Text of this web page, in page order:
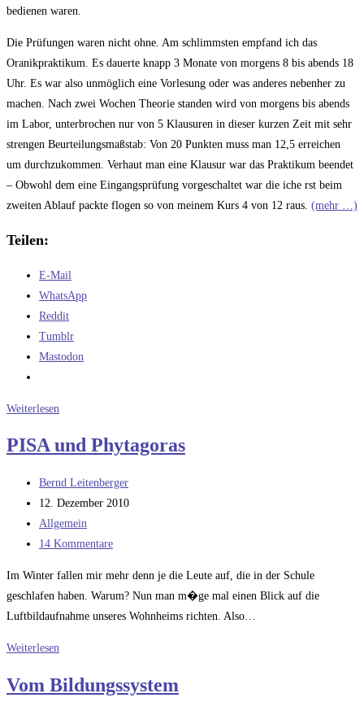
bedienen waren.
Die Prüfungen waren nicht ohne. Am schlimmsten empfand ich das
Oranikpraktikum. Es dauerte knapp 3 Monate von morgens 8 bis abends 18
Uhr. Es war also unmöglich eine Vorlesung oder was anderes nebenher zu
machen. Nach zwei Wochen Theorie standen wird von morgens bis abends
im Labor, unterbrochen nur von 5 Klausuren in dieser kurzen Zeit mit sehr
strengen Beurteilungsmaßstab: Von 20 Punkten muss man 12,5 erreichen
um durchzukommen. Verhaut man eine Klausur war das Praktikum beendet
– Obwohl dem eine Eingangsprüfung vorgeschaltet war die iche rst beim
zweiten Ablauf packte flogen so von meinem Kurs 4 von 12 raus. (mehr …)
Teilen:
E-Mail
WhatsApp
Reddit
Tumblr
Mastodon
Weiterlesen
unser
PISA und Phytagoras
Beitrags-
Autor:
Bernd Leitenberger
Beitrag
veröffentlicht:
12. Dezember 2010
Beitrags-
Kategorie:
Allgemein
Beitrags-
14 Kommentare
Im Winter fallen mir mehr denn je die Leute auf, die in der Schule
geschlafen haben. Warum? Nun man m�ge mal einen Blick auf die
Luftbildaufnahme unseres Wohnheims richten. Also…
Weiterlesen
Phytagoras
Vom Bildungssystem